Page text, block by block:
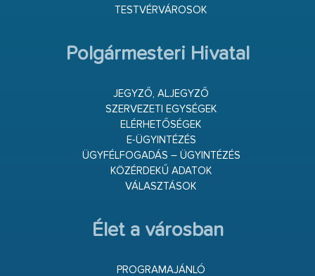
TESTVÉRVÁROSOK
Polgármesteri Hivatal
JEGYZŐ, ALJEGYZŐ
SZERVEZETI EGYSÉGEK
ELÉRHETŐSÉGEK
E-ÜGYINTÉZÉS
ÜGYFÉLFOGADÁS – ÜGYINTÉZÉS
KÖZÉRDEKŰ ADATOK
VÁLASZTÁSOK
Élet a városban
PROGRAMAJÁNLÓ